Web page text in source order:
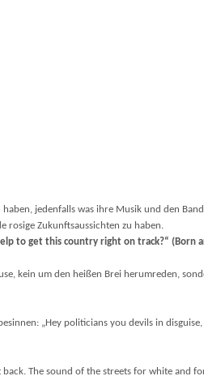
jedenfalls was ihre Musik und den
rosige Zukunftsaussichten zu haben.
to get this country right on track?“ (Born
kein um den heißen Brei herumreden,
„Hey politicians you devils in
The sound of the streets for white and for